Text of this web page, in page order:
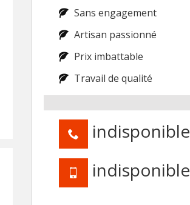
Sans engagement
Artisan passionné
Prix imbattable
Travail de qualité
indisponible
indisponible